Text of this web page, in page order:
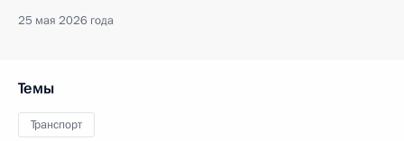
25 мая 2026 года
Темы
Транспорт